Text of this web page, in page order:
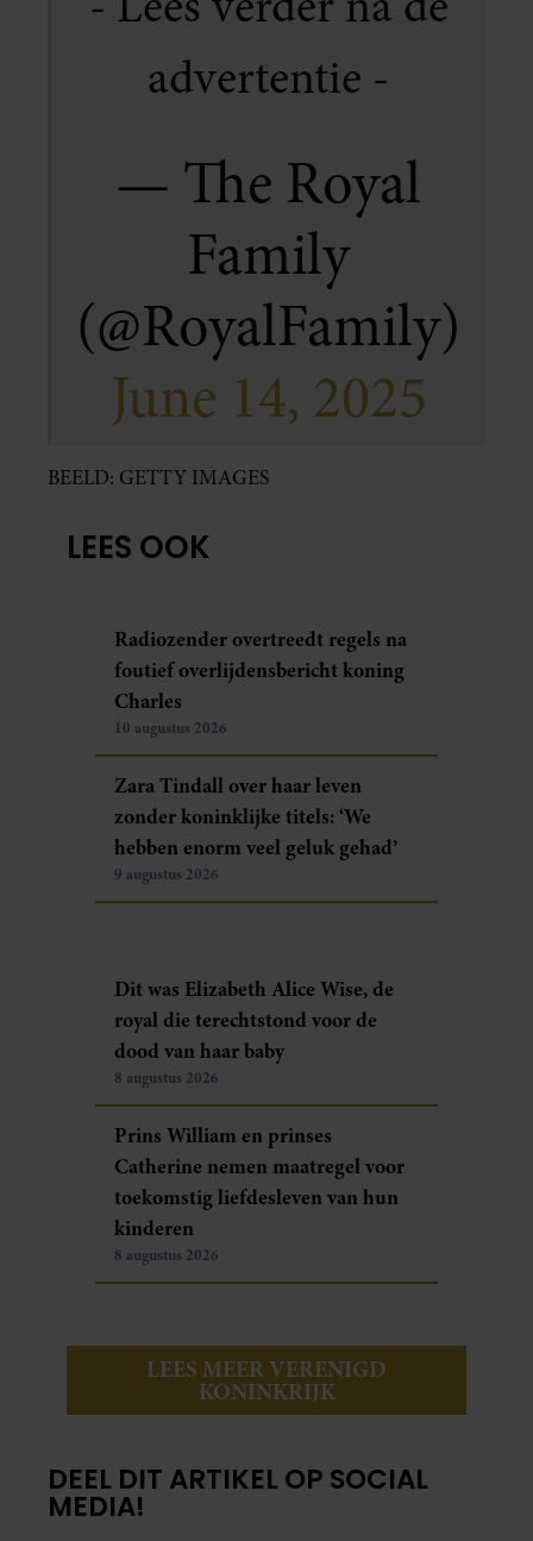
— The Royal
Family
(@RoyalFamily)
June 14, 2025
BEELD: GETTY IMAGES
LEES OOK
Radiozender overtreedt regels na
foutief overlijdensbericht koning
Charles
10 augustus 2026
Zara Tindall over haar leven
zonder koninklijke titels: ‘We
hebben enorm veel geluk gehad’
9 augustus 2026
Dit was Elizabeth Alice Wise, de
royal die terechtstond voor de
dood van haar baby
8 augustus 2026
Prins William en prinses
Catherine nemen maatregel voor
toekomstig liefdesleven van hun
kinderen
8 augustus 2026
LEES MEER VERENIGD
KONINKRIJK
DEEL DIT ARTIKEL OP SOCIAL
MEDIA!